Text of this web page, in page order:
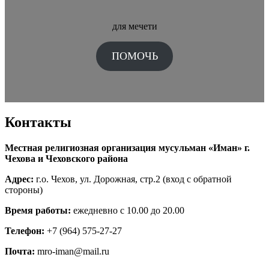
для мечети
ПОМОЧЬ
Контакты
Местная религиозная организация мусульман «Иман» г.
Чехова и Чеховского района
Адрес: г.о. Чехов, ул. Дорожная, стр.2 (вход с обратной
стороны)
Время работы: ежедневно с 10.00 до 20.00
Телефон: +7 (964) 575-27-27
Почта: mro-iman@mail.ru